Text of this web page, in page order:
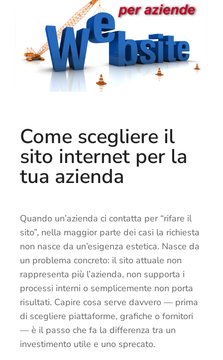
Come scegliere il
sito internet per la
tua azienda
Quando un’azienda ci contatta per “rifare il
sito”, nella maggior parte dei casi la richiesta
non nasce da un’esigenza estetica. Nasce da
un problema concreto: il sito attuale non
rappresenta più l’azienda, non supporta i
processi interni o semplicemente non porta
risultati. Capire cosa serve davvero — prima
di scegliere piattaforme, grafiche o fornitori
— è il passo che fa la differenza tra un
investimento utile e uno sprecato.